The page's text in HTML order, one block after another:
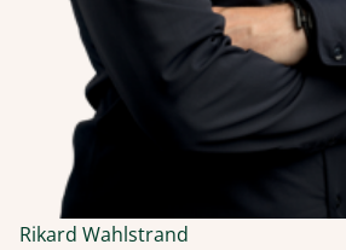
Rikard Wahlstrand